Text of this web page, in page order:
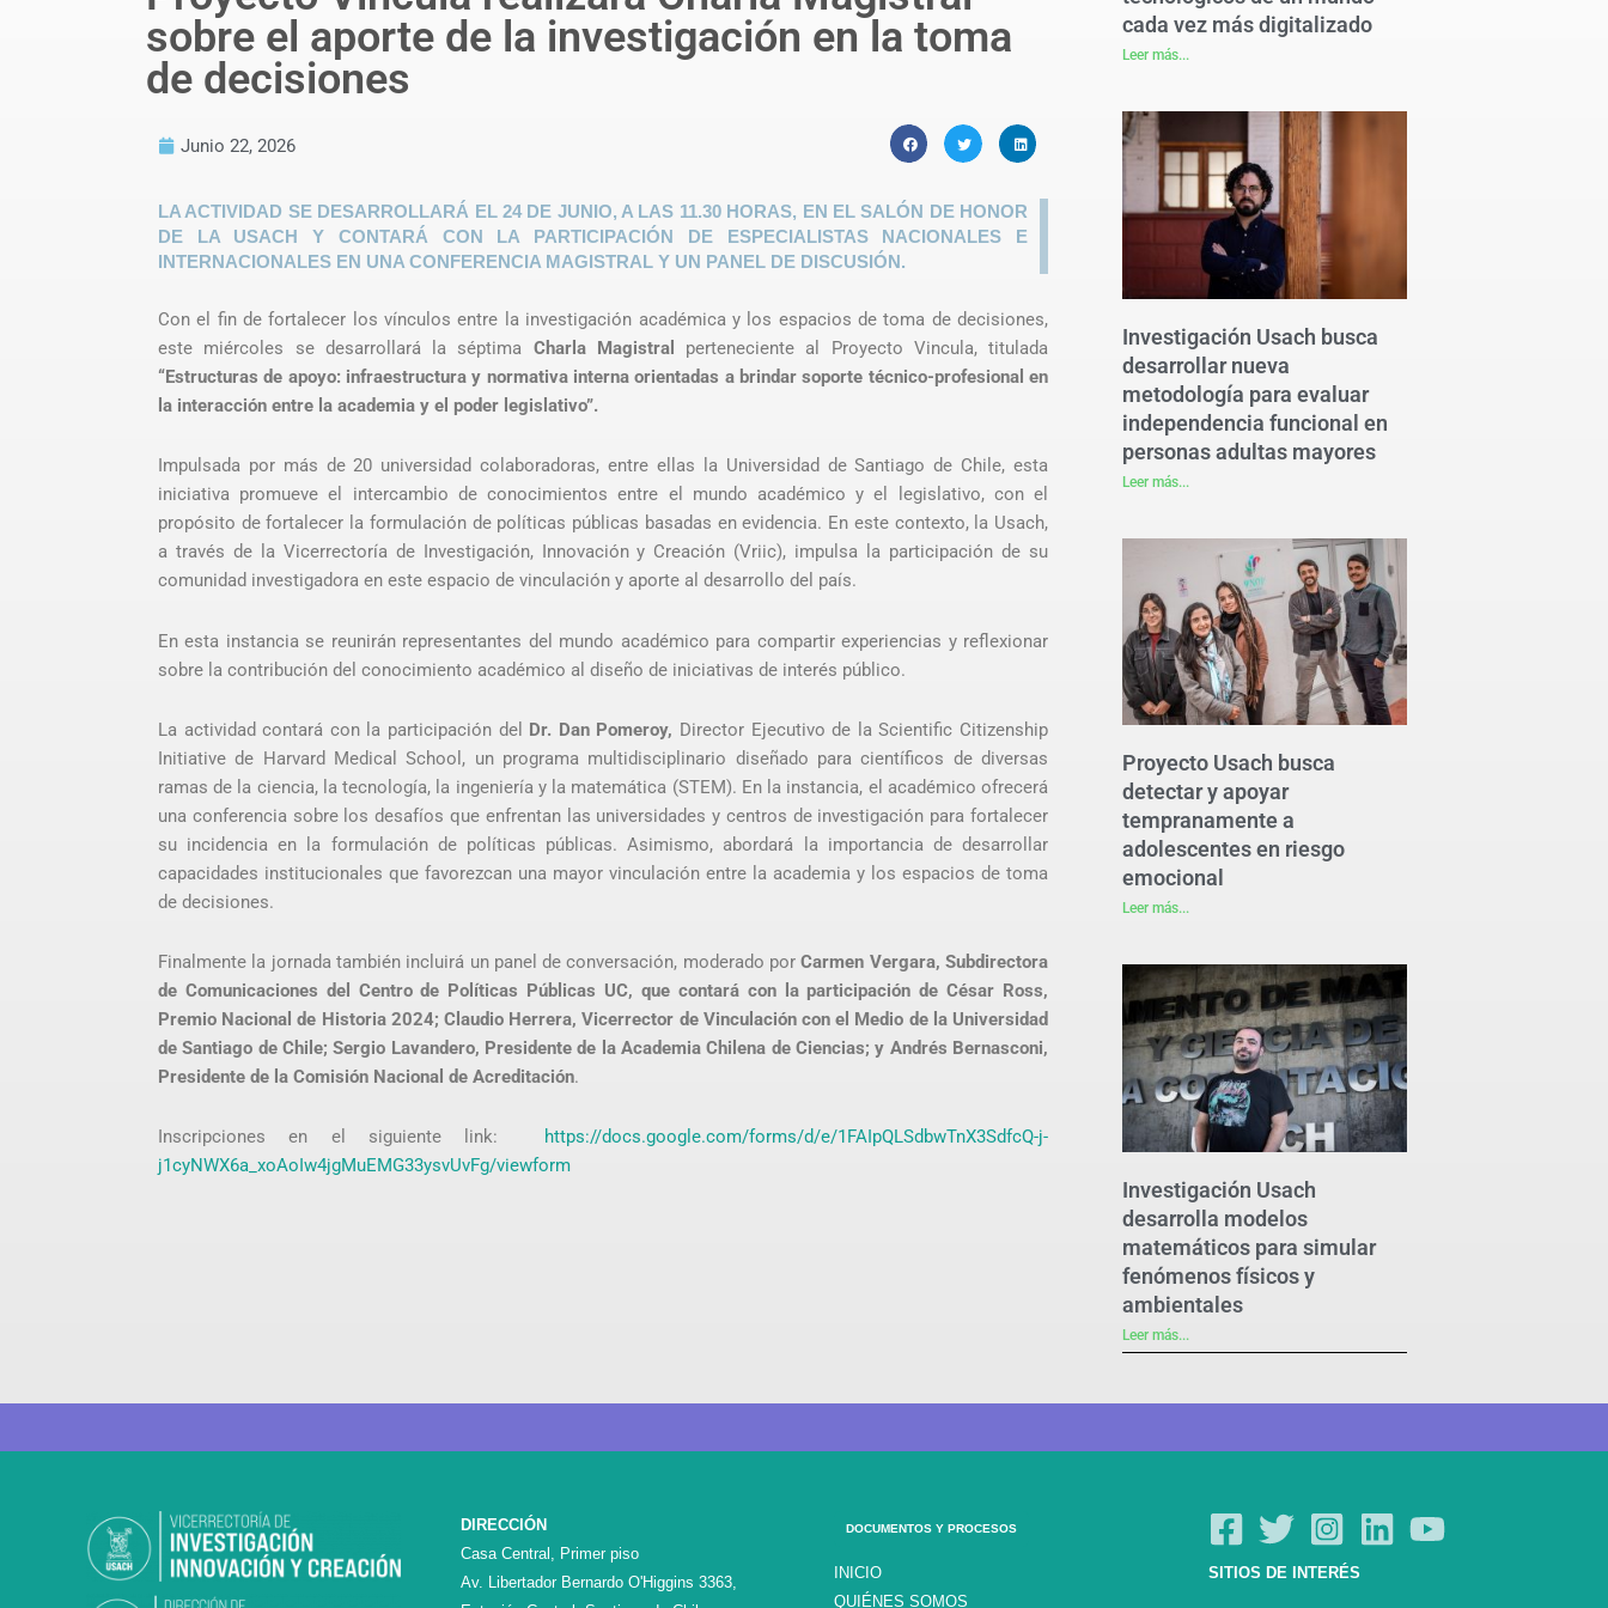
sobre el aporte de la investigación en la toma
de decisiones
Junio 22, 2026
LA ACTIVIDAD SE DESARROLLARÁ EL 24 DE JUNIO, A LAS 11.30 HORAS, EN EL SALÓN DE HONOR
DE LA USACH Y CONTARÁ CON LA PARTICIPACIÓN DE ESPECIALISTAS NACIONALES E
INTERNACIONALES EN UNA CONFERENCIA MAGISTRAL Y UN PANEL DE DISCUSIÓN.
Con el fin de fortalecer los vínculos entre la investigación académica y los espacios de toma de decisiones,
este miércoles se desarrollará la séptima Charla Magistral
perteneciente al Proyecto Vincula, titulada
“Estructuras de apoyo: infraestructura y normativa interna orientadas a brindar soporte técnico-profesional en
la interacción entre la academia y el poder legislativo”.
Impulsada por más de 20 universidad colaboradoras, entre ellas la Universidad de Santiago de Chile, esta
iniciativa promueve el intercambio de conocimientos entre el mundo académico y el legislativo, con el
propósito de fortalecer la formulación de políticas públicas basadas en evidencia. En este contexto, la Usach,
a través de la Vicerrectoría de Investigación, Innovación y Creación (Vriic), impulsa la participación de su
comunidad investigadora en este espacio de vinculación y aporte al desarrollo del país.
En esta instancia se reunirán representantes del mundo académico para compartir experiencias y reflexionar
sobre la contribución del conocimiento académico al diseño de iniciativas de interés público.
La actividad contará con la participación del Dr. Dan Pomeroy, Director Ejecutivo de la Scientific Citizenship
Initiative de Harvard Medical School, un programa multidisciplinario diseñado para científicos de diversas
ramas de la ciencia, la tecnología, la ingeniería y la matemática (STEM). En la instancia, el académico ofrecerá
una conferencia sobre los desafíos que enfrentan las universidades y centros de investigación para fortalecer
su incidencia en la formulación de políticas públicas. Asimismo, abordará la importancia de desarrollar
capacidades institucionales que favorezcan una mayor vinculación entre la academia y los espacios de toma
de decisiones.
Finalmente la jornada también incluirá un panel de conversación, moderado porCarmen Vergara, Subdirectora
de Comunicaciones del Centro de Políticas Públicas UC, que contará con la participación de César Ross,
Premio Nacional de Historia 2024; Claudio Herrera, Vicerrector de Vinculación con el Medio de la Universidad
de Santiago de Chile; Sergio Lavandero, Presidente de la Academia Chilena de Ciencias; y Andrés Bernasconi,
Presidente de la Comisión Nacional de Acreditación.
Inscripciones en el siguiente link:
https://docs.google.com/forms/d/e/1FAIpQLSdbwTnX3SdfcQ-j-
j1cyNWX6a_xoAoIw4jgMuEMG33ysvUvFg/viewform
cada vez más digitalizado
Leer más...
Investigación Usach busca
desarrollar nueva
metodología para evaluar
independencia funcional en
personas adultas mayores
Leer más...
Proyecto Usach busca
detectar y apoyar
tempranamente a
adolescentes en riesgo
emocional
Leer más...
Investigación Usach
desarrolla modelos
matemáticos para simular
fenómenos físicos y
ambientales
Leer más...
DIRECCIÓN
Casa Central, Primer piso
Av. Libertador Bernardo O'Higgins 3363,
DOCUMENTOS Y PROCESOS
INICIO
QUIÉNES SOMOS
SITIOS DE INTERÉS